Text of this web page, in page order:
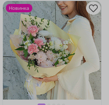
Новинка